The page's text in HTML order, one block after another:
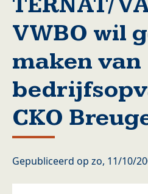
VWBO wil
maken van
CKO
Gepubliceerd op zo, 11/10/